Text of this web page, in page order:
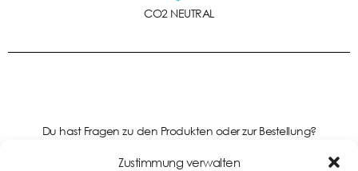
Zustimmung verwalten
CO2 NEUTRAL
Du hast Fragen zu den Produkten oder zur Bestellung?